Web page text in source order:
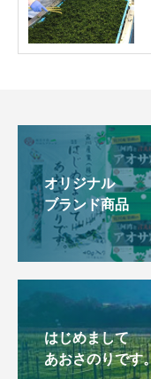
オリジナル
ブランド商品
はじめまして
あおさのりです